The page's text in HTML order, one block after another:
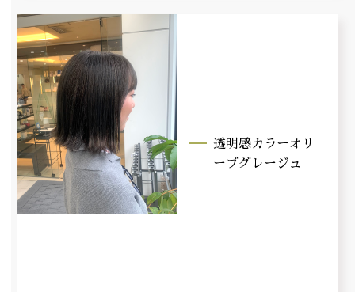
透明感カラーオリ
ーブグレージュ